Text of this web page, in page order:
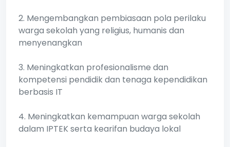
2. Mengembangkan pembiasaan pola perilaku
warga sekolah yang religius, humanis dan
menyenangkan
3. Meningkatkan profesionalisme dan
kompetensi pendidik dan tenaga kependidikan
berbasis IT
4. Meningkatkan kemampuan warga sekolah
dalam IPTEK serta kearifan budaya lokal